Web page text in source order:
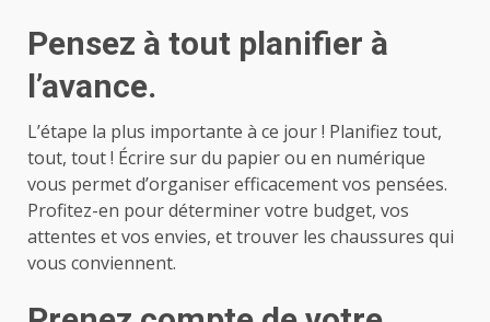
Pensez à tout planifier à
l’avance.
L’étape la plus importante à ce jour ! Planifiez tout,
tout, tout ! Écrire sur du papier ou en numérique
vous permet d’organiser efficacement vos pensées.
Profitez-en pour déterminer votre budget, vos
attentes et vos envies, et trouver les chaussures qui
vous conviennent.